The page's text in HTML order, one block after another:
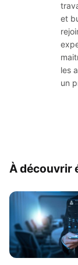
et
les
un
À découvrir